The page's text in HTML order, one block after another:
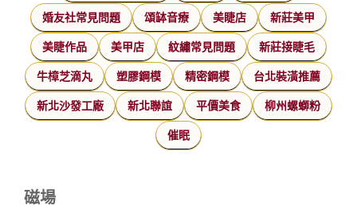
婚友社常見問題 頌缽音療 美睫店 新莊美甲
美睫作品 美甲店 紋繡常見問題 新莊接睫毛
牛樟芝滴丸 塑膠鋼模 精密鋼模 台北裝潢推薦
新北沙發工廠 新北聯誼 平價美食 柳州螺螄粉
催眠
磁場